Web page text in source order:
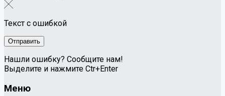
Текст с ошибкой
Нашли ошибку? Сообщите нам!
Выделите и нажмите Ctr+Enter
Меню